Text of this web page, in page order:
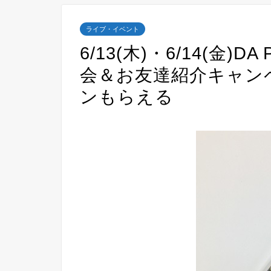
ライブ・イベント
6/13(木)・6/14(金)DA
会＆お友達紹介キャ
ンもらえる